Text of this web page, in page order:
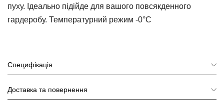
Спідниці
пуху. Ідеально підійде для вашого повсякденного
гардеробу. Температурний режим -0°C
Специфікація
Доставка та повернення